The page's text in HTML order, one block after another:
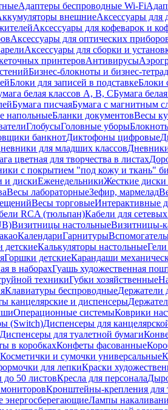
Адаптеры беспроводные Wi-Fi
внешниеАксессуары для
Аксессуары для кофеварок и
Аксессуары для оптических
Аксессуары для сборки и
принтеровАнтивирусы
Бизнес-блокноты и бизнес-
Блоки для записей в подставкеБлоки
белая классов А, В, СБумага
Бумага писчаяБумага с магнитным
напольныеБланки документовВесы
ГлобусыГоловные уборы
банкнотДиктофоны цифровые
для младших классов
цветная для творчества в листах
с покрытием "под кожу и ткань"
и дискиЕженедельникиЖесткие
Весы лабораторныеЗефир, мармелад
Весы торговыеИнтерактивные
RCA (тюльпан)Кабели для
Визитницы настольныеВизитницы-
КалендариГарнитуры
детскиеКалькуляторы настольные
Горшки детскиеКарандаши
в наборахГуашь художественная
техникиГубки хозяйственные
Клавиатуры беспроводныеДержатели
канцелярские и диспенсеры
Операционные системыКоврики
(Switch)Диспенсеры для
Диспенсеры для туалетной бумаги
в коробкахКонфеты фасованные
Косметички и сумочки универсальные
для лепкиКраски
50 листовКресла для персонала
Кронштейны-крепления для
Лампы